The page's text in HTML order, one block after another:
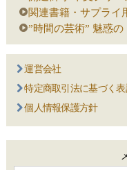
関連書籍・サプライ
”時間の芸術” 魅惑
運営会社
特定商取引法に基づく表
個人情報保護方針